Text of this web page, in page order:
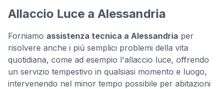
Allaccio Luce a Alessandria
Forniamo assistenza tecnica a Alessandria per
risolvere anche i piú semplici problemi della vita
quotidiana, come ad esempio l'allaccio luce, offrendo
un servizio tempestivo in qualsiasi momento e luogo,
intervenendo nel minor tempo possibile per abitazioni